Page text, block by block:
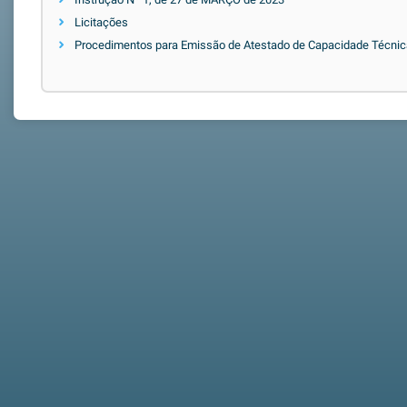
Licitações
Procedimentos para Emissão de Atestado de Capacidade